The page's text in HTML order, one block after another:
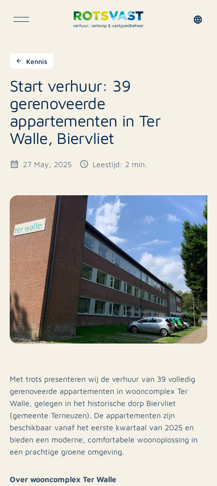
Kennis
Start verhuur: 39
gerenoveerde
appartementen in Ter
Walle, Biervliet
27 May, 2025 Leestijd: 2 min.
Met trots presenteren wij de verhuur van 39 volledig
gerenoveerde appartementen in wooncomplex Ter
Walle, gelegen in het historische dorp Biervliet
(gemeente Terneuzen). De appartementen zijn
beschikbaar vanaf het eerste kwartaal van 2025 en
bieden een moderne, comfortabele woonoplossing in
een prachtige groene omgeving.
Over wooncomplex Ter Walle